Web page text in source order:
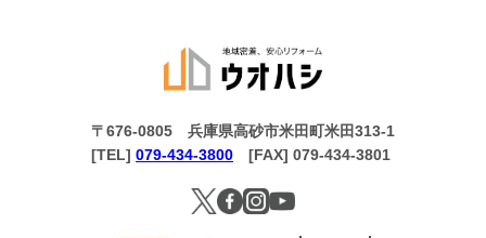
〒676-0805 兵庫県高砂市米田町米田313-1
[TEL] 079-434-3800 [FAX] 079-434-3801